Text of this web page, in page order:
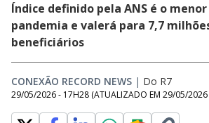
Índice definido pela ANS é o menor
pandemia e valerá para 7,7
beneficiários
CONEXÃO RECORD NEWS | Do R7
29/05/2026 - 17H28 (ATUALIZADO EM 29/05/